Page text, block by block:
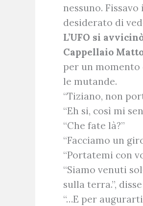
nessuno.
desiderato di
L’UFO si
Cappellaio
per un momento
le mutande.
“Tiziano, non
“Eh si, così mi
“Che fate là?”
“Facciamo un
“Portatemi con
“Siamo venuti
sulla terra.”,
“…E per